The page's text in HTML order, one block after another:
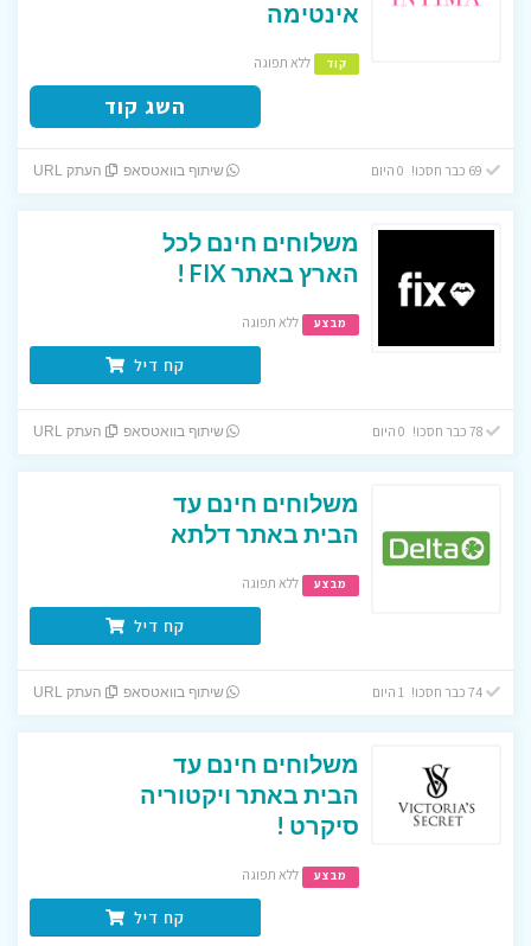
אינטימה
קוד ללא תפוגה
השג קוד
שיתוף בוואטסאפ העתק URL
משלוחים חינם לכל
הארץ באתר FIX !
מבצע ללא תפוגה
קח דיל
78 כבר חסכו! 0 היום שיתוף בוואטסאפ העתק URL
משלוחים חינם עד
הבית באתר דלתא
מבצע ללא תפוגה
קח דיל
74 כבר חסכו! 1 היום שיתוף בוואטסאפ העתק URL
משלוחים חינם עד
הבית באתר ויקטוריה
סיקרט !
מבצע ללא תפוגה
קח דיל